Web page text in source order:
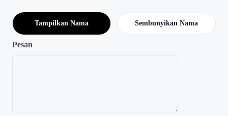
Tampilkan Nama Sembunyikan Nama
Pesan